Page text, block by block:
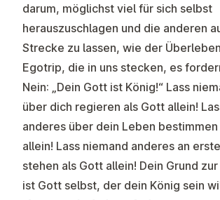
darum, möglichst viel für sich selbst
herauszuschlagen und die anderen
Strecke zu lassen, wie der
Egotrip, die in uns stecken, es
Nein: „Dein Gott ist König!“ Lass
über dich regieren als Gott allein!
anderes über dein Leben
allein! Lass niemand anderes an
stehen als Gott allein! Dein Grund
ist Gott selbst, der dein König sein